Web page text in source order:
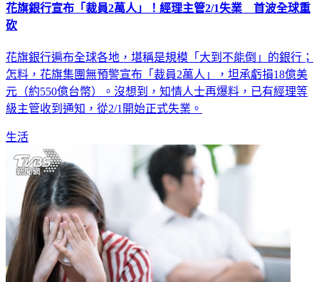
花旗銀行宣布「裁員2萬人」！經理主管2/1失業 首波全球重
砍
花旗銀行遍布全球各地，堪稱是規模「大到不能倒」的銀行；
怎料，花旗集團無預警宣布「裁員2萬人」，坦承虧損18億美
元（約550億台幣）。沒想到，知情人士再爆料，已有經理等
級主管收到通知，從2/1開始正式失業。
生活